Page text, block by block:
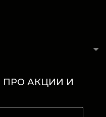
ПРО АКЦИИ И